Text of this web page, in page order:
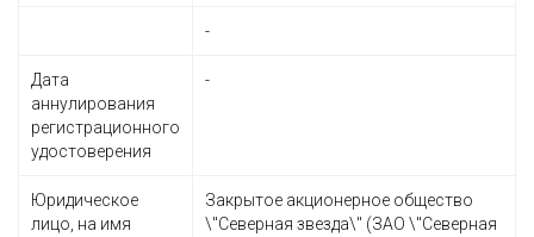
-
Дата
аннулирования
регистрационного
удостоверения
-
Юридическое
лицо, на имя
Закрытое акционерное общество
\"Северная звезда\" (ЗАО \"Северная